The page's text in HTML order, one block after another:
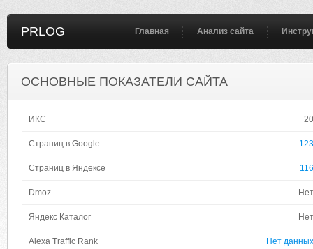
PRLOG Главная Анализ сайта
ОСНОВНЫЕ ПОКАЗАТЕЛИ САЙТА
ИКС 20
Страниц в Google 123
Страниц в Яндексе 116
Dmoz Нет
Яндекс Каталог Нет
Alexa Traffic Rank Нет данных